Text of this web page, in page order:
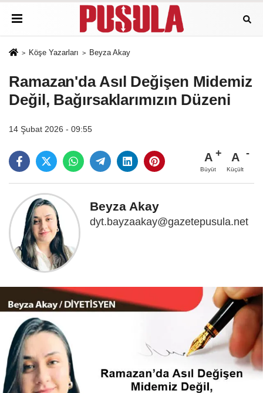
Köşe Yazarları Beyza Akay
Ramazan'da Asıl Değişen Midemiz
Değil, Bağırsaklarımızın Düzeni
14 Şubat 2026 - 09:55
A
Büyüt
A
Küçült
Beyza Akay
dyt.bayzaakay@gazetepusula.net